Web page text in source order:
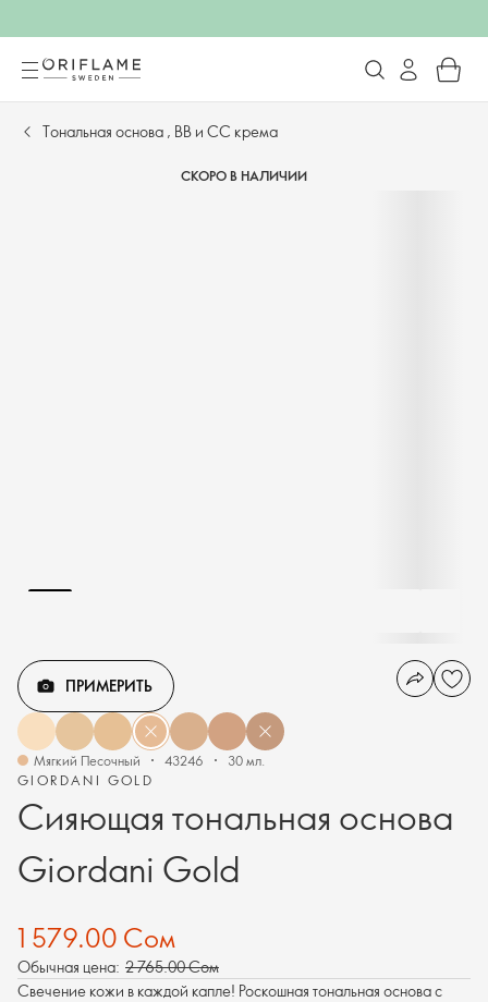
Тональная основа , BB и CC крема
СКОРО В НАЛИЧИИ
GIORDANI GOLD
Сияющая тональная основа
Giordani Gold
ПРИМЕРИТЬ
Мягкий Песочный 43246 30 мл.
1 579.00 Сом
Обычная цена: 2 765.00 Сом
Свечение кожи в каждой капле! Роскошная тональная основа с